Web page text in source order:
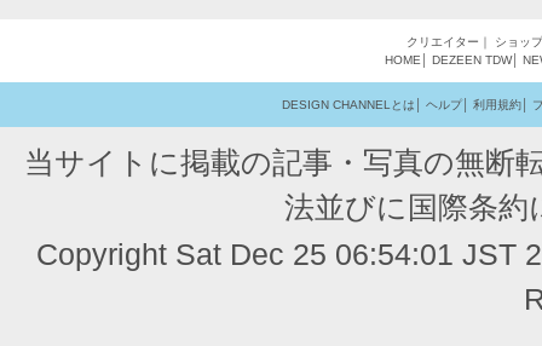
クリエイター ｜ ショップ
HOME
DEZEEN TDW│
DESIGN CHANNELとは ヘルプ│ 利用規約│
当サイトに掲載の記事・写真の無断
法並びに国際条
Copyright Sat Dec 25 06:54:01 JST